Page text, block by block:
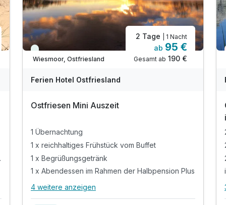
Plus
WAR
202
Immer verfügbar
Wiesmoor, Ostfriesland
2 Tage | 1 Nacht
ab 95 €
Gesamt ab 190 €
Ferien Hotel Ostfriesland
Ostfriesen Mini Auszeit
1 Übernachtung
1 x reichhaltiges Frühstück vom Buffet
1 x Begrüßungsgetränk
1 x Abendessen im Rahmen der Halbpension Plus
Alle Inklusivleistungen
4 weitere anzeigen